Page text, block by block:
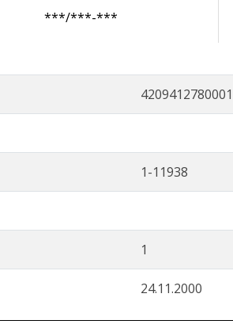
***/***-***
4209412780001
1-11938
1
24.11.2000